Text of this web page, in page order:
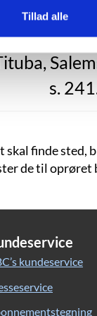
Tillad alle
de
s.
finde sted,
de til oprøret
kundeservice